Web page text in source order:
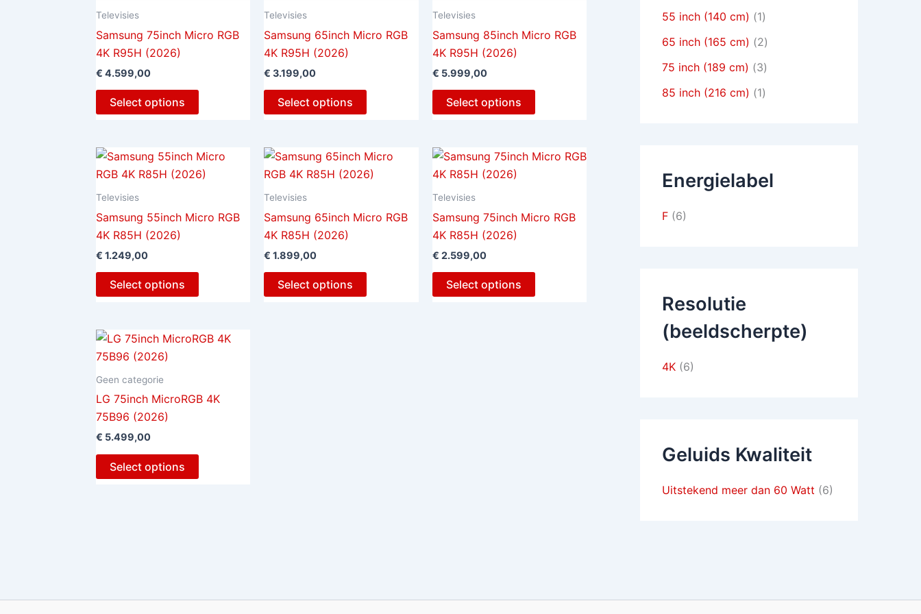
Televisies
Samsung 75inch Micro RGB
4K R95H (2026)
€ 4.599,00
Select options
Televisies
Samsung 65inch Micro RGB
4K R95H (2026)
€ 3.199,00
Select options
Televisies
Samsung 85inch Micro RGB
4K R95H (2026)
€ 5.999,00
Select options
Televisies
Samsung 55inch Micro RGB
4K R85H (2026)
€ 1.249,00
Select options
Televisies
Samsung 65inch Micro RGB
4K R85H (2026)
€ 1.899,00
Select options
Televisies
Samsung 75inch Micro RGB
4K R85H (2026)
€ 2.599,00
Select options
Geen categorie
LG 75inch MicroRGB 4K
75B96 (2026)
€ 5.499,00
Select options
55 inch (140 cm) (1)
65 inch (165 cm) (2)
75 inch (189 cm) (3)
85 inch (216 cm) (1)
Energielabel
F (6)
Resolutie
(beeldscherpte)
4K (6)
Geluids Kwaliteit
Uitstekend meer dan 60 Watt (6)